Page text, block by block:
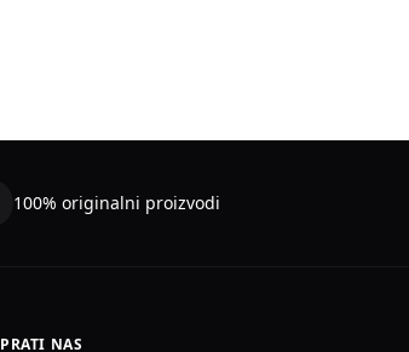
100% originalni proizvodi
PRATI NAS